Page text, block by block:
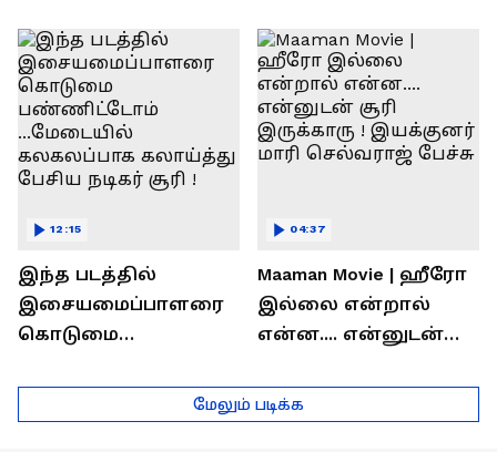
ரொக்கம் எவ்வளவு
தெரியுமா?
இருக்கிறது !
லோகேஷ் கனகராஜ்
பேச்சு !
இந்த படத்தில்
இசையமைப்பாளரை
கொடுமை
...மேடையில்
கலகலப்பாக
12:15
Maaman Movie | ஹீரோ
இல்லை என்றால்
என்ன.... என்னுடன்
இயக்குனர் மாரி
செல்வராஜ் பேச்சு
04:37
மேலும் படிக்க